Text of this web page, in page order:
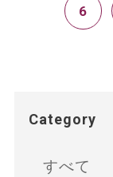
6
Category
すべて